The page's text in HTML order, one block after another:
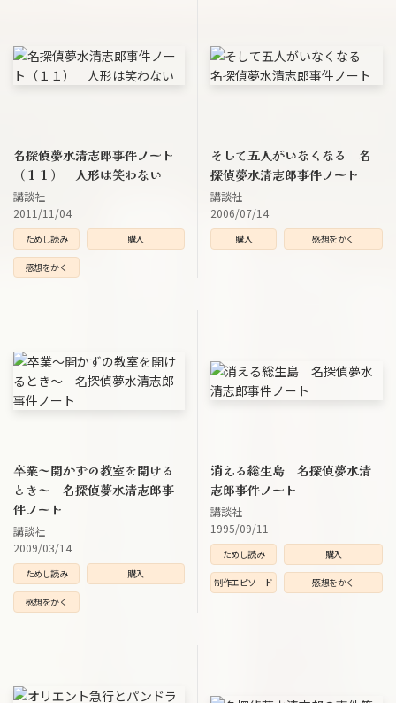
名探偵夢水清志郎事件ノート
（１１） 人形は笑わない
講談社
2011/11/04
ためし読み 購入
感想をかく
そして五人がいなくなる 名
探偵夢水清志郎事件ノート
講談社
2006/07/14
購入 感想をかく
卒業～開かずの教室を開ける
とき～ 名探偵夢水清志郎事
件ノート
講談社
2009/03/14
ためし読み 購入
感想をかく
消える総生島 名探偵夢水清
志郎事件ノート
講談社
1995/09/11
ためし読み 購入
制作エピソード 感想をかく